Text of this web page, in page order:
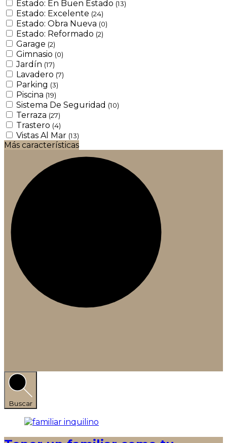
Estado: En Buen Estado (13)
Estado: Excelente (24)
Estado: Obra Nueva (0)
Estado: Reformado (2)
Garage (2)
Gimnasio (0)
Jardín (17)
Lavadero (7)
Parking (3)
Piscina (19)
Sistema De Seguridad (10)
Terraza (27)
Trastero (4)
Vistas Al Mar (13)
Más características
Buscar